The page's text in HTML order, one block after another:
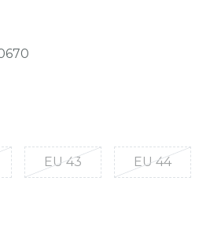
EU 43 EU 44